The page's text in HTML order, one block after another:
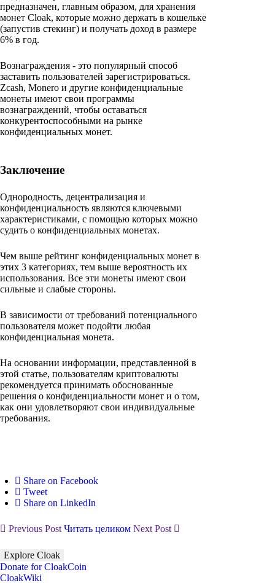
предназначен, главным образом, для хранения
монет Cloak, которые можно держать в кошельке
(запустив стекинг) и получать доход в размере
6% в год.
Вознаграждения - это популярный способ
заставить пользователей зарегистрироваться.
Zcash, Monero и другие конфиденциальные
монеты имеют свои программы
вознаграждений, чтобы оставаться
конкурентоспособными на рынке
конфиденциальных монет.
Заключение
Однородность, децентрализация и
конфиденциальность являются ключевыми
характеристиками, с помощью которых можно
судить о конфиденциальных монетах.
Чем выше рейтинг конфиденциальных монет в
этих 3 категориях, тем выше вероятность их
использования. Все эти монеты имеют свои
сильные и слабые стороны.
В зависимости от требований потенциального
пользователя может подойти любая
конфиденциальная монета.
На основании информации, представленной в
этой статье, пользователям криптовалюты
рекомендуется принимать обоснованные
решения о конфиденциальности монет и о том,
как они удовлетворяют свои индивидуальные
требования.
Share on Facebook
Tweet
Share on LinkedIn
Previous Post Читать целиком Next Post
Explore Cloak
Donate for CloakCoin
CloakWiki